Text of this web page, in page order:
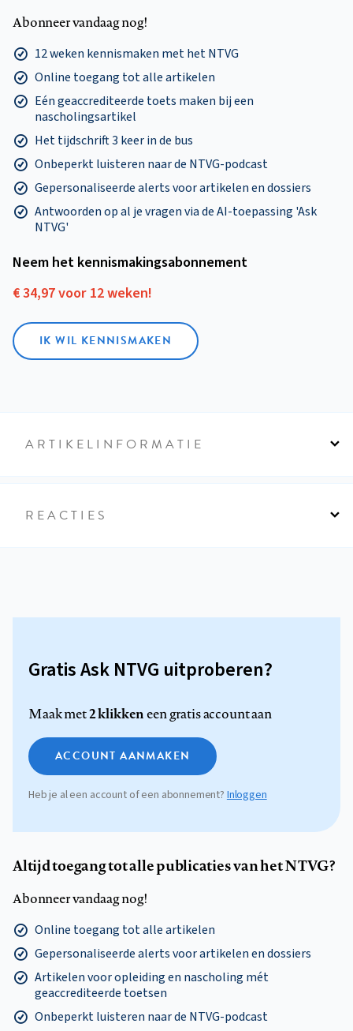
Abonneer vandaag nog!
12 weken kennismaken met het NTVG
Online toegang tot alle artikelen
Eén geaccrediteerde toets maken bij een
nascholingsartikel
Het tijdschrift 3 keer in de bus
Onbeperkt luisteren naar de NTVG-podcast
Gepersonaliseerde alerts voor artikelen en dossiers
Antwoorden op al je vragen via de AI-toepassing 'Ask
NTVG'
Neem het kennismakings­abonnement
€ 34,97 voor 12 weken!
IK WIL KENNISMAKEN
ARTIKELINFORMATIE
REACTIES
Gratis Ask NTVG uitproberen?
Maak met2 klikkeneen gratis account aan
ACCOUNT AANMAKEN
Heb je al een account of een abonnement?Inloggen
Altijd toegang tot alle publicaties van het NTVG?
Abonneer vandaag nog!
Online toegang tot alle artikelen
Gepersonaliseerde alerts voor artikelen en dossiers
Artikelen voor opleiding en nascholing mét
geaccrediteerde toetsen
Onbeperkt luisteren naar de NTVG-podcast